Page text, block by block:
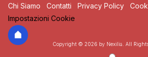
Chi Siamo Contatti Privacy Policy
Impostazioni Cookie
Copyright © 2026 by Nexilia. All Rights